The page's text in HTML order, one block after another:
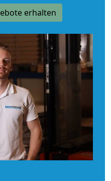
erhalten